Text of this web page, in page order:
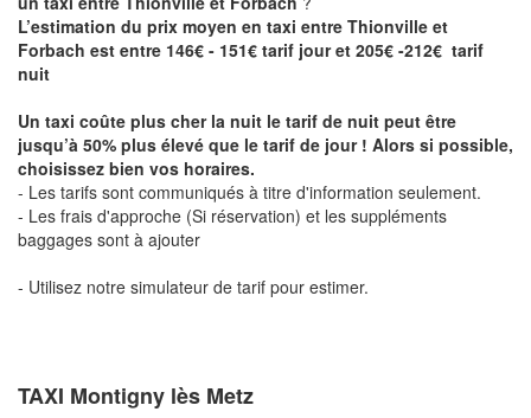
L’estimation du prix moyen en taxi entre Thionville et
Forbach est entre 146€ - 151€ tarif jour et 205€ -212€ tarif
nuit
Un taxi coûte plus cher la nuit le tarif de nuit peut être
jusqu’à 50% plus élevé que le tarif de jour ! Alors si possible,
choisissez bien vos horaires.
- Les tarifs sont communiqués à titre d'information seulement.
- Les frais d'approche (Si réservation) et les suppléments
baggages sont à ajouter
- Utilisez notre simulateur de tarif pour estimer.
TAXI Montigny lès Metz